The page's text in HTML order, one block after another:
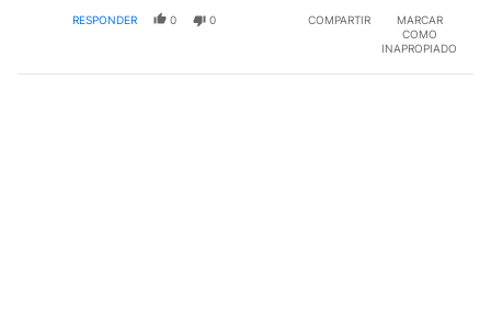
RESPONDER 0 0 COMPARTIR
MARCAR
COMO
INAPROPIADO